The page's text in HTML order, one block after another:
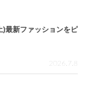
)最新ファッションをピ
2026.7.8